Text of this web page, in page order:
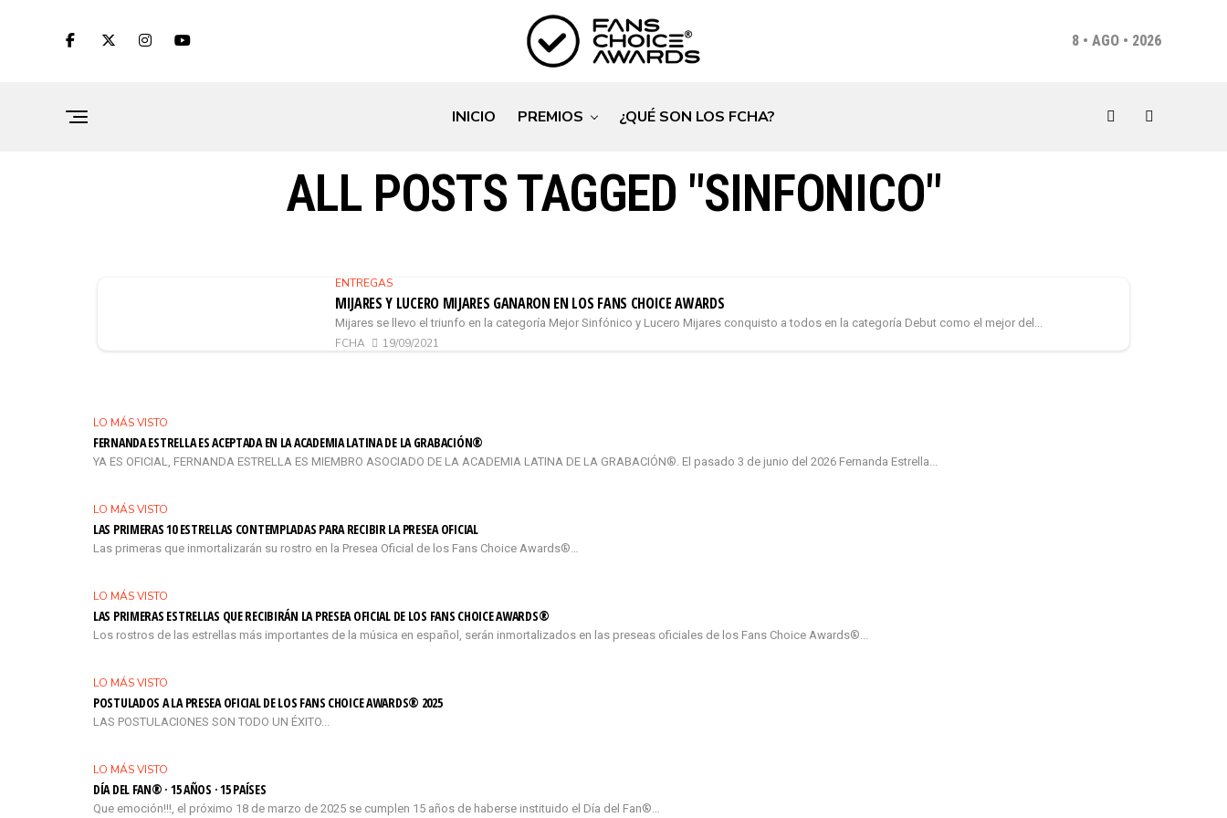
8 • AGO • 2026
INICIO PREMIOS ¿QUÉ SON LOS FCHA?
ALL POSTS TAGGED "SINFONICO"
ENTREGAS
MIJARES Y LUCERO MIJARES GANARON EN LOS FANS CHOICE AWARDS
Mijares se llevo el triunfo en la categoría Mejor Sinfónico y Lucero Mijares conquisto a todos en la categoría Debut como el mejor del...
FCHA 19/09/2021
LO MÁS VISTO
FERNANDA ESTRELLA ES ACEPTADA EN LA ACADEMIA LATINA DE LA GRABACIÓN®
YA ES OFICIAL, FERNANDA ESTRELLA ES MIEMBRO ASOCIADO DE LA ACADEMIA LATINA DE LA GRABACIÓN®. El pasado 3 de junio del 2026 Fernanda Estrella...
LO MÁS VISTO
LAS PRIMERAS 10 ESTRELLAS CONTEMPLADAS PARA RECIBIR LA PRESEA OFICIAL
Las primeras que inmortalizarán su rostro en la Presea Oficial de los Fans Choice Awards®…
LO MÁS VISTO
LAS PRIMERAS ESTRELLAS QUE RECIBIRÁN LA PRESEA OFICIAL DE LOS FANS CHOICE AWARDS®
Los rostros de las estrellas más importantes de la música en español, serán inmortalizados en las preseas oficiales de los Fans Choice Awards®...
LO MÁS VISTO
POSTULADOS A LA PRESEA OFICIAL DE LOS FANS CHOICE AWARDS® 2025
LAS POSTULACIONES SON TODO UN ÉXITO...
LO MÁS VISTO
DÍA DEL FAN® · 15 AÑOS · 15 PAÍSES
Que emoción!!!, el próximo 18 de marzo de 2025 se cumplen 15 años de haberse instituido el Día del Fan®…